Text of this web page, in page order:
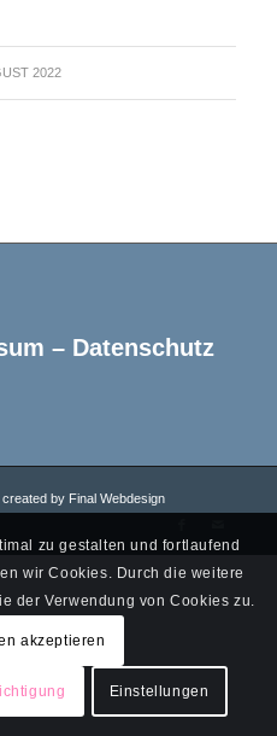
2022
– Datenschutz
by Final Webdesign
zu gestalten und fortlaufend
wir Cookies. Durch die weitere
der Verwendung von Cookies zu.
akzeptieren
Einstellungen